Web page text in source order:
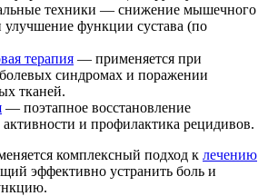
техники — снижение мышечного
функции сустава (по
терапия — применяется при
синдромах и поражении
тканей.
— поэтапное восстановление
активности и профилактика рецидивов.
комплексный подход к лечению
эффективно устранить боль и